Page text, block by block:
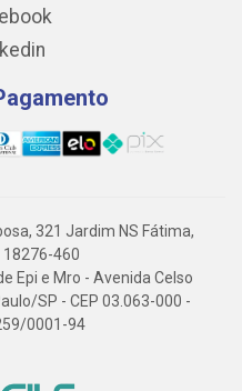
321 Jardim NS Fátima,
18276-460
Epi e Mro - Avenida Celso
SP - CEP 03.063-000 -
0001-94